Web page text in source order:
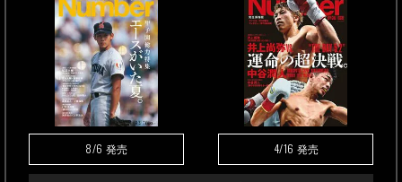
8/6 発売 4/16 発売